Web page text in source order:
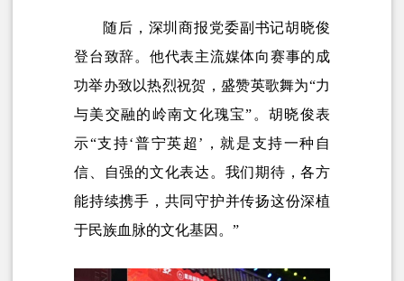
随后，深圳商报党委副书记胡晓俊
登台致辞。他代表主流媒体向赛事的成
功举办致以热烈祝贺，盛赞英歌舞为“力
与美交融的岭南文化瑰宝”。胡晓俊表
示“支持‘普宁英超’，就是支持一种自
信、自强的文化表达。我们期待，各方
能持续携手，共同守护并传扬这份深植
于民族血脉的文化基因。”